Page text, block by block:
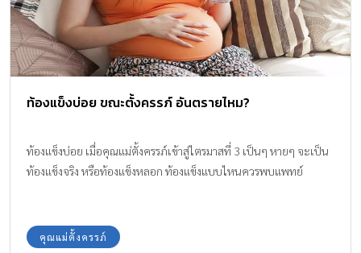
ท้องแข็งบ่อย ขณะตั้งครรภ์ อันตรายไหม?
ท้องแข็งบ่อย เมื่อคุณแม่ตั้งครรภ์เข้าสู่ไตรมาสที่ 3 เป็นๆ หายๆ จะเป็น
ท้องแข็งจริง หรือท้องแข็งหลอก ท้องแข็งแบบไหนควรพบแพทย์
คุณแม่ตั้งครรภ์